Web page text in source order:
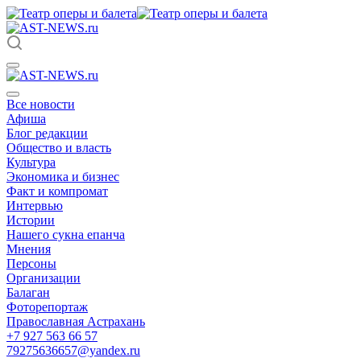
Все новости
Афиша
Блог редакции
Общество и власть
Культура
Экономика и бизнес
Факт и компромат
Интервью
Истории
Нашего сукна епанча
Мнения
Персоны
Организации
Балаган
Фоторепортаж
Православная Астрахань
+7 927 563 66 57
79275636657@yandex.ru